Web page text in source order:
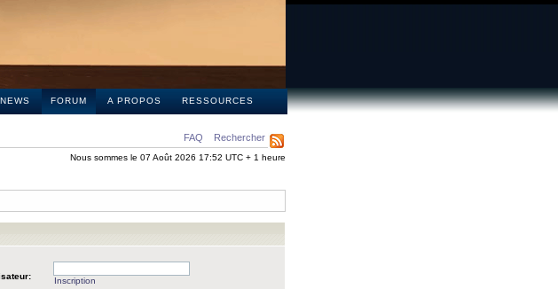
NEWS FORUM A PROPOS RESSOURCES
FAQ Rechercher
Nous sommes le 07 Août 2026 17:52 UTC + 1 heure
Inscription